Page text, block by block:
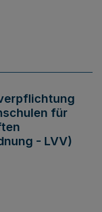
für
- LVV)